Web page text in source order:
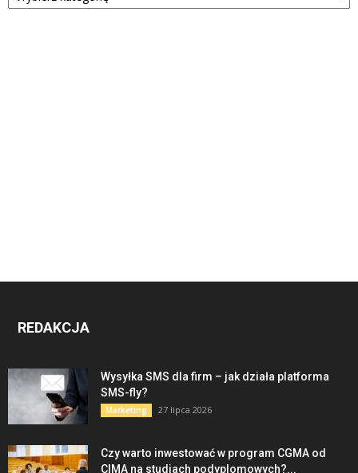
REDAKCJA
Wysyłka SMS dla firm – jak działa platforma
SMS-fly?
Marketing 27 lipca 2026
Czy warto inwestować w program CGMA od
CIMA na studiach podyplomowych?...